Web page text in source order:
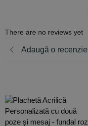
There are no reviews yet
Adaugă o recenzie